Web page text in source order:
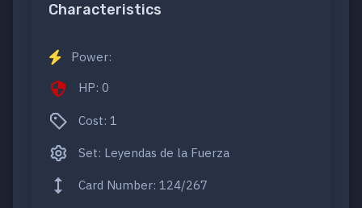
Characteristics
Power:
HP: 0
Cost: 1
Set: Leyendas de la Fuerza
Card Number: 124/267